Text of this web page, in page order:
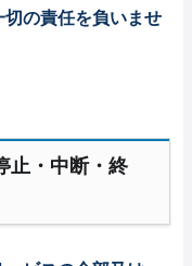
の責任を負いませ
止・中断・終